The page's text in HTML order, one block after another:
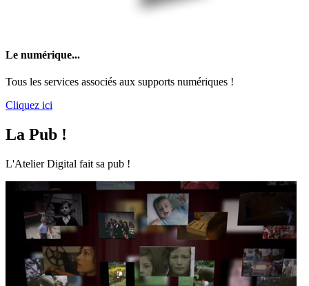
Le numérique...
Tous les services associés aux supports numériques !
Cliquez ici
La Pub !
L'Atelier Digital fait sa pub !